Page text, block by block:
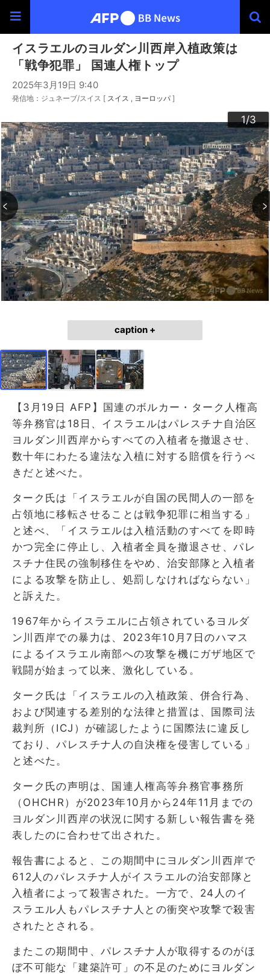
イスラエルのヨルダン川西岸入植政策は
「戦争犯罪」 国連人権トップ
2025年3月19日 9:40
発信地：ジュネーブ/スイス [ スイス ヨーロッパ ]
1/3
2/3
3/3
caption +
【3月19日 AFP】国連のボルカー・ターク人権高
等弁務官は18日、イスラエルはパレスチナ自治区
ヨルダン川西岸からすべての入植者を撤退させ、
数十年にわたる違法な入植に対する賠償を行うべ
きだと述べた。
ターク氏は「イスラエルが自国の民間人の一部を
占領地に移転させることは戦争犯罪に相当する」
と述べ、「イスラエルは入植活動のすべてを即時
かつ完全に停止し、入植者全員を撤退させ、パレ
スチナ住民の強制移住をやめ、治安部隊と入植者
による攻撃を防止し、処罰しなければならない」
と訴えた。
1967年からイスラエルに占領されているヨルダ
ン川西岸での暴力は、2023年10月7日のハマス
によるイスラエル南部への攻撃を機にガザ地区で
戦闘が始まって以来、激化している。
ターク氏は「イスラエルの入植政策、併合行為、
および関連する差別的な法律と措置は、国際司法
裁判所（ICJ）が確認したように国際法に違反し
ており、パレスチナ人の自決権を侵害している」
と述べた。
ターク氏の声明は、国連人権高等弁務官事務所
（OHCHR）が2023年10月から24年11月までの
ヨルダン川西岸の状況に関する新しい報告書を発
表したのに合わせて出された。
報告書によると、この期間中にヨルダン川西岸で
612人のパレスチナ人がイスラエルの治安部隊と
入植者によって殺害された。一方で、24人のイ
スラエル人もパレスチナ人との衝突や攻撃で殺害
されたとされる。
またこの期間中、パレスチナ人が取得するのがほ
ぼ不可能な「建築許可」の不足のためにヨルダン